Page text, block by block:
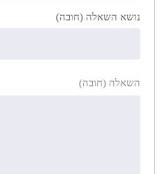
נושא השאלה (חובה)
השאלה (חובה)